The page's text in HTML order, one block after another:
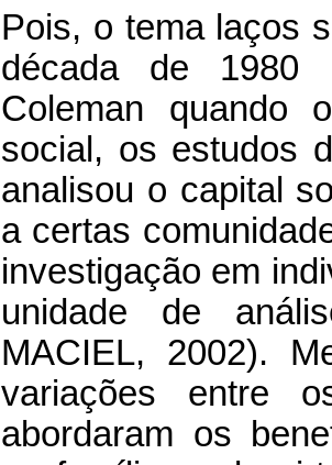
Pois, o tema laços
década de 1980
Coleman quando
social, os estudos
analisou o capital
a certas
investigação em
unidade de
MACIEL, 2002).
variações entre
abordaram os